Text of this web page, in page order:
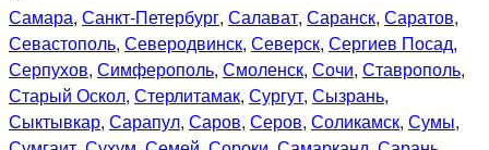
Самара, Санкт-Петербург, Салават, Саранск, Саратов,
Севастополь, Северодвинск, Северск, Сергиев Посад,
Серпухов, Симферополь, Смоленск, Сочи, Ставрополь,
Старый Оскол, Стерлитамак, Сургут, Сызрань,
Сыктывкар, Сарапул, Саров, Серов, Соликамск, Сумы,